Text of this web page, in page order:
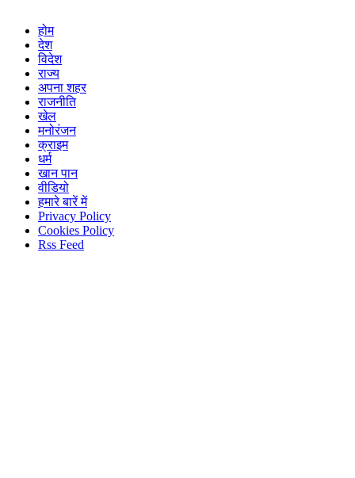
होम
देश
विदेश
राज्य
अपना शहर
राजनीति
खेल
मनोरंजन
क्राइम
धर्म
खान पान
वीडियो
हमारे बारें में
Privacy Policy
Cookies Policy
Rss Feed